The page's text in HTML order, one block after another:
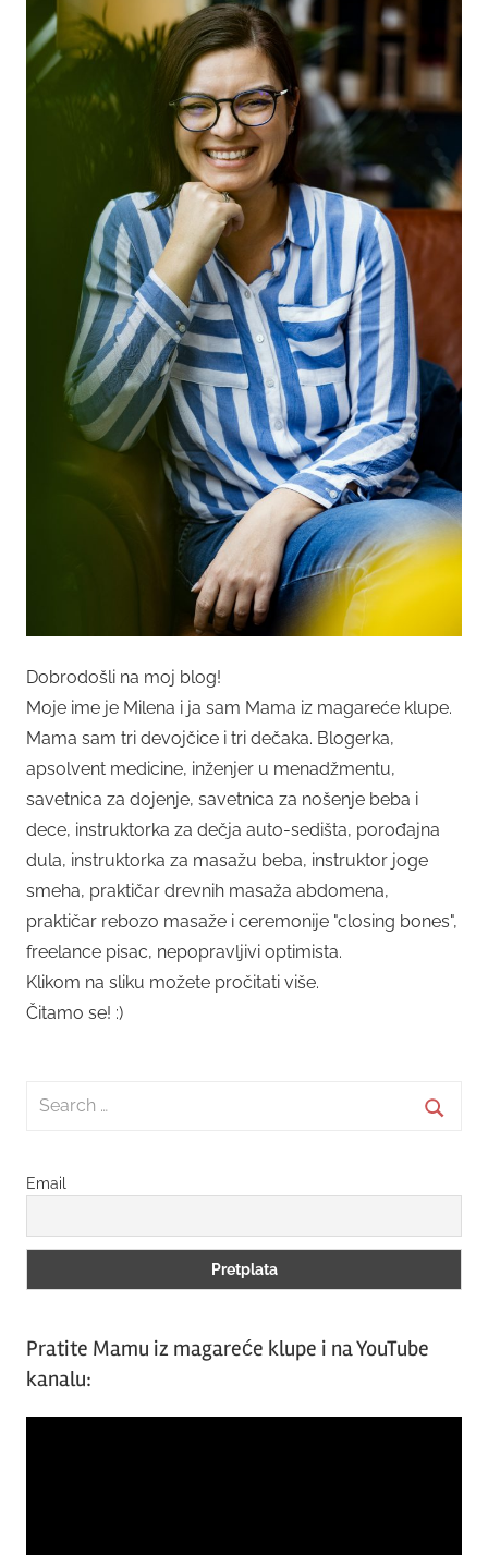
Dobrodošli na moj blog!
Moje ime je Milena i ja sam Mama iz magareće klupe.
Mama sam tri devojčice i tri dečaka. Blogerka,
apsolvent medicine, inženjer u menadžmentu,
savetnica za dojenje, savetnica za nošenje beba i
dece, instruktorka za dečja auto-sedišta, porođajna
dula, instruktorka za masažu beba, instruktor joge
smeha, praktičar drevnih masaža abdomena,
praktičar rebozo masaže i ceremonije "closing bones",
freelance pisac, nepopravljivi optimista.
Klikom na sliku možete pročitati više.
Čitamo se! :)
Search
Email
Pratite Mamu iz magareće klupe i na YouTube
kanalu: